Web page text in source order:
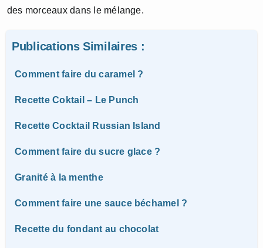
des morceaux dans le mélange.
Publications Similaires :
Comment faire du caramel ?
Recette Coktail – Le Punch
Recette Cocktail Russian Island
Comment faire du sucre glace ?
Granité à la menthe
Comment faire une sauce béchamel ?
Recette du fondant au chocolat